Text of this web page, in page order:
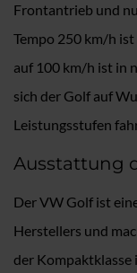
Frontantrieb und
Tempo 250 km/h
auf 100 km/h ist in
sich der Golf auf
Leistungsstufen
Ausstattung
Der VW Golf ist
Herstellers und
der